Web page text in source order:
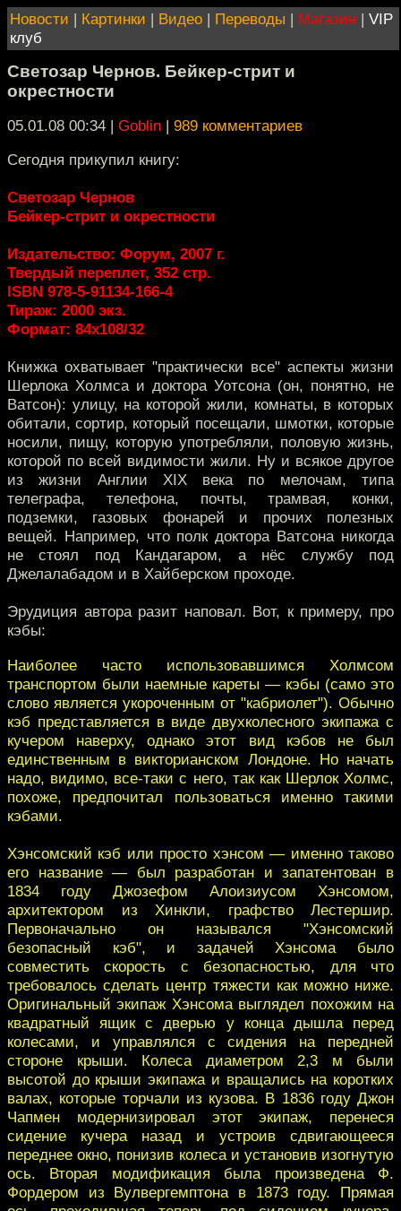
Новости | Картинки | Видео | Переводы | Магазин | VIP
клуб
Светозар Чернов. Бейкер-стрит и
окрестности
05.01.08 00:34 | Goblin | 989 комментариев
Сегодня прикупил книгу:
Светозар Чернов
Бейкер-стрит и окрестности
Издательство: Форум, 2007 г.
Твердый переплет, 352 стр.
ISBN 978-5-91134-166-4
Тираж: 2000 экз.
Формат: 84x108/32
Книжка охватывает "практически все" аспекты жизни
Шерлока Холмса и доктора Уотсона (он, понятно, не
Ватсон): улицу, на которой жили, комнаты, в которых
обитали, сортир, который посещали, шмотки, которые
носили, пищу, которую употребляли, половую жизнь,
которой по всей видимости жили. Ну и всякое другое
из жизни Англии XIX века по мелочам, типа
телеграфа, телефона, почты, трамвая, конки,
подземки, газовых фонарей и прочих полезных
вещей. Например, что полк доктора Ватсона никогда
не стоял под Кандагаром, а нёс службу под
Джелалабадом и в Хайберском проходе.
Эрудиция автора разит наповал. Вот, к примеру, про
кэбы:
Наиболее часто использовавшимся Холмсом
транспортом были наемные кареты — кэбы (само это
слово является укороченным от "кабриолет"). Обычно
кэб представляется в виде двухколесного экипажа с
кучером наверху, однако этот вид кэбов не был
единственным в викторианском Лондоне. Но начать
надо, видимо, все-таки с него, так как Шерлок Холмс,
похоже, предпочитал пользоваться именно такими
кэбами.
Хэнсомский кэб или просто хэнсом — именно таково
его название — был разработан и запатентован в
1834 году Джозефом Алоизиусом Хэнсомом,
архитектором из Хинкли, графство Лестершир.
Первоначально он назывался "Хэнсомский
безопасный кэб", и задачей Хэнсома было
совместить скорость с безопасностью, для что
требовалось сделать центр тяжести как можно ниже.
Оригинальный экипаж Хэнсома выглядел похожим на
квадратный ящик с дверью у конца дышла перед
колесами, и управлялся с сидения на передней
стороне крыши. Колеса диаметром 2,3 м были
высотой до крыши экипажа и вращались на коротких
валах, которые торчали из кузова. В 1836 году Джон
Чапмен модернизировал этот экипаж, перенеся
сидение кучера назад и устроив сдвигающееся
переднее окно, понизив колеса и установив изогнутую
ось. Вторая модификация была произведена Ф.
Фордером из Вулвергемптона в 1873 году. Прямая